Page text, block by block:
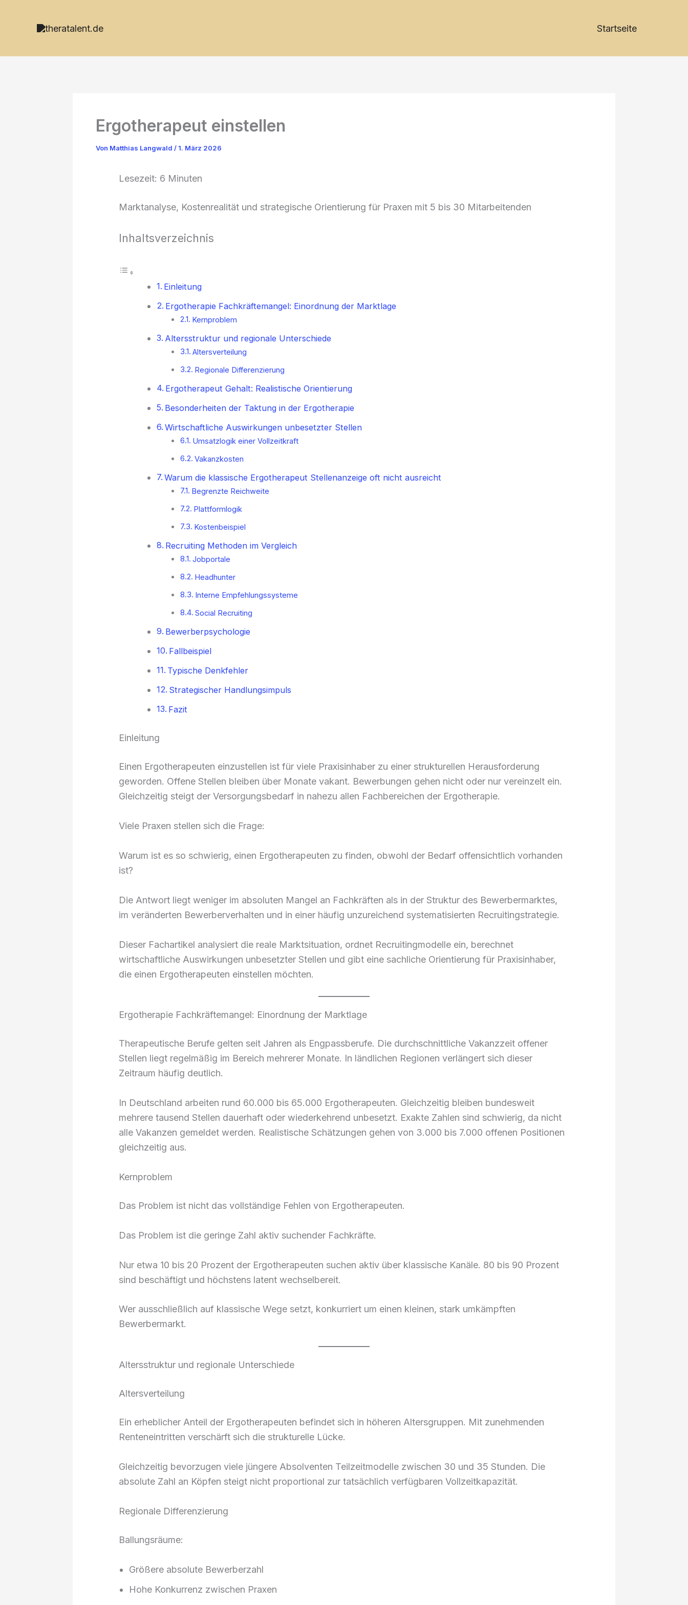
Startseite
Ergotherapeut einstellen
Von Matthias Langwald /1. März 2026
Lesezeit: 6 Minuten
Marktanalyse, Kostenrealität und strategische Orientierung für Praxen mit 5 bis 30 Mitarbeitenden
Inhaltsverzeichnis
Einleitung
Ergotherapie Fachkräftemangel: Einordnung der Marktlage
Kernproblem
Altersstruktur und regionale Unterschiede
Altersverteilung
Regionale Differenzierung
Ergotherapeut Gehalt: Realistische Orientierung
Besonderheiten der Taktung in der Ergotherapie
Wirtschaftliche Auswirkungen unbesetzter Stellen
Umsatzlogik einer Vollzeitkraft
Vakanzkosten
Warum die klassische Ergotherapeut Stellenanzeige oft nicht ausreicht
Begrenzte Reichweite
Plattformlogik
Kostenbeispiel
Recruiting Methoden im Vergleich
Jobportale
Headhunter
Interne Empfehlungssysteme
Social Recruiting
Bewerberpsychologie
Fallbeispiel
Typische Denkfehler
Strategischer Handlungsimpuls
Fazit
Einleitung
Einen Ergotherapeuten einzustellen ist für viele Praxisinhaber zu einer strukturellen Herausforderung
geworden. Offene Stellen bleiben über Monate vakant. Bewerbungen gehen nicht oder nur vereinzelt ein.
Gleichzeitig steigt der Versorgungsbedarf in nahezu allen Fachbereichen der Ergotherapie.
Viele Praxen stellen sich die Frage:
Warum ist es so schwierig, einen Ergotherapeuten zu finden, obwohl der Bedarf offensichtlich vorhanden
ist?
Die Antwort liegt weniger im absoluten Mangel an Fachkräften als in der Struktur des Bewerbermarktes,
im veränderten Bewerberverhalten und in einer häufig unzureichend systematisierten Recruitingstrategie.
Dieser Fachartikel analysiert die reale Marktsituation, ordnet Recruitingmodelle ein, berechnet
wirtschaftliche Auswirkungen unbesetzter Stellen und gibt eine sachliche Orientierung für Praxisinhaber,
die einen Ergotherapeuten einstellen möchten.
Ergotherapie Fachkräftemangel: Einordnung der Marktlage
Therapeutische Berufe gelten seit Jahren als Engpassberufe. Die durchschnittliche Vakanzzeit offener
Stellen liegt regelmäßig im Bereich mehrerer Monate. In ländlichen Regionen verlängert sich dieser
Zeitraum häufig deutlich.
In Deutschland arbeiten rund 60.000 bis 65.000 Ergotherapeuten. Gleichzeitig bleiben bundesweit
mehrere tausend Stellen dauerhaft oder wiederkehrend unbesetzt. Exakte Zahlen sind schwierig, da nicht
alle Vakanzen gemeldet werden. Realistische Schätzungen gehen von 3.000 bis 7.000 offenen Positionen
gleichzeitig aus.
Kernproblem
Das Problem ist nicht das vollständige Fehlen von Ergotherapeuten.
Das Problem ist die geringe Zahl aktiv suchender Fachkräfte.
Nur etwa 10 bis 20 Prozent der Ergotherapeuten suchen aktiv über klassische Kanäle. 80 bis 90 Prozent
sind beschäftigt und höchstens latent wechselbereit.
Wer ausschließlich auf klassische Wege setzt, konkurriert um einen kleinen, stark umkämpften
Bewerbermarkt.
Altersstruktur und regionale Unterschiede
Altersverteilung
Ein erheblicher Anteil der Ergotherapeuten befindet sich in höheren Altersgruppen. Mit zunehmenden
Renteneintritten verschärft sich die strukturelle Lücke.
Gleichzeitig bevorzugen viele jüngere Absolventen Teilzeitmodelle zwischen 30 und 35 Stunden. Die
absolute Zahl an Köpfen steigt nicht proportional zur tatsächlich verfügbaren Vollzeitkapazität.
Regionale Differenzierung
Ballungsräume:
Größere absolute Bewerberzahl
Hohe Konkurrenz zwischen Praxen